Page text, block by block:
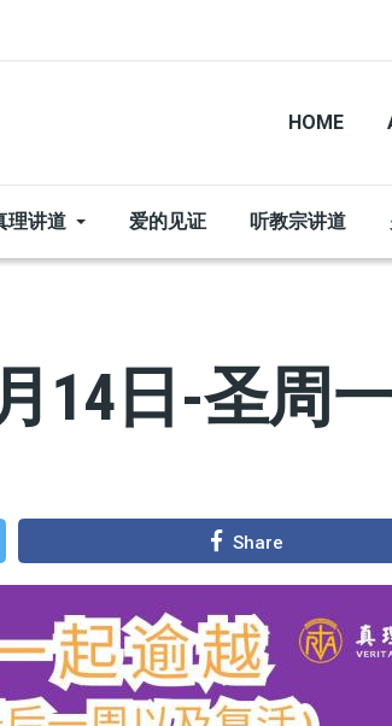
HOME
理讲道 爱的见证 听教宗讲道
14日-圣周
Share